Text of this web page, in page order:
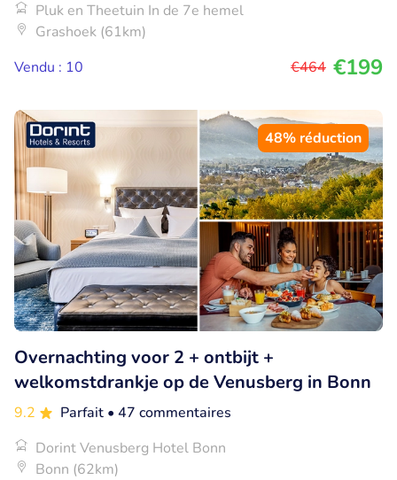
Pluk en Theetuin In de 7e hemel
Grashoek (61km)
Vendu : 10
€464 €199
48% réduction
Overnachting voor 2 + ontbijt +
welkomstdrankje op de Venusberg in Bonn
9.2 Parfait • 47 commentaires
Dorint Venusberg Hotel Bonn
Bonn (62km)